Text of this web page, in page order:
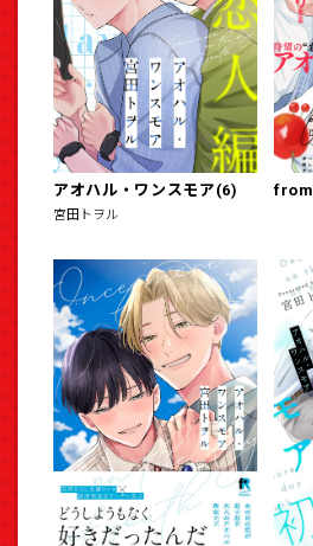
アオハル・ワンスモア(6)
宮田トヲル
from